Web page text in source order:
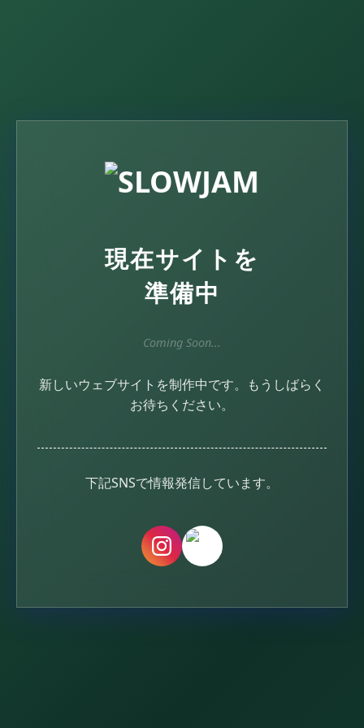
現在サイトを
準備中
Coming Soon...
新しいウェブサイトを制作中です。
もうしばらく
お待ちください。
下記SNSで情報発信しています。